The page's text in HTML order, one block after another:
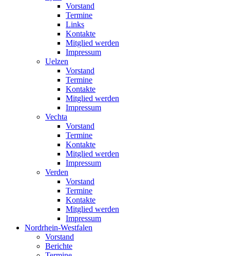
Vorstand
Termine
Links
Kontakte
Mitglied werden
Impressum
Uelzen
Vorstand
Termine
Kontakte
Mitglied werden
Impressum
Vechta
Vorstand
Termine
Kontakte
Mitglied werden
Impressum
Verden
Vorstand
Termine
Kontakte
Mitglied werden
Impressum
Nordrhein-Westfalen
Vorstand
Berichte